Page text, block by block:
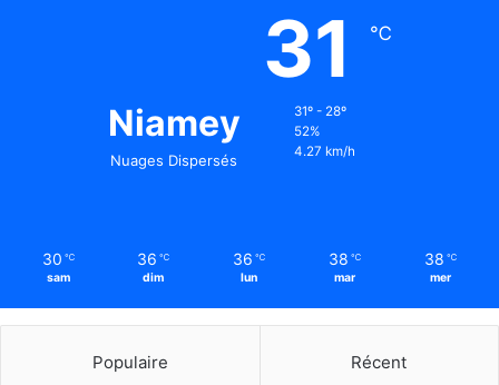
Niamey
Nuages Dispersés
31 ℃
31º - 28º
52%
4.27 km/h
30 ℃
sam
36 ℃
dim
36 ℃
lun
38 ℃
mar
38 ℃
mer
Populaire Récent